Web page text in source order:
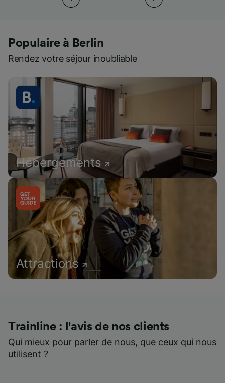
Populaire à Berlin
Rendez votre séjour inoubliable
Hébergements
Attractions
Trainline : l'avis de nos clients
Qui mieux pour parler de nous, que ceux qui nous
utilisent ?